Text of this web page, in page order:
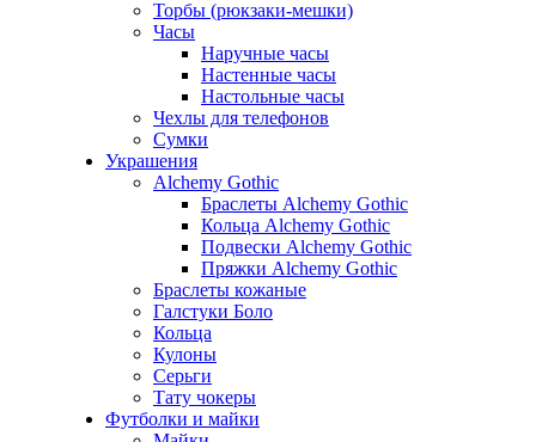
Торбы (рюкзаки-мешки)
Часы
Наручные часы
Настенные часы
Настольные часы
Чехлы для телефонов
Сумки
Украшения
Alchemy Gothic
Браслеты Alchemy Gothic
Кольца Alchemy Gothic
Подвески Alchemy Gothic
Пряжки Alchemy Gothic
Браслеты кожаные
Галстуки Боло
Кольца
Кулоны
Серьги
Тату чокеры
Футболки и майки